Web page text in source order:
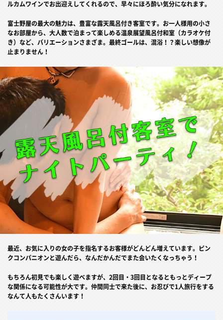
ルカムワインでお出迎えしてくれるので、早々にほろ酔い気分になれます。
富士野屋の最大の魅力は、豊富な露天風呂付き客室です。お一人様用の小さ
なお部屋から、大人数で泊まって楽しめる温泉展望風呂付和室（カラオケ付
き）など、バリエーションさまざま。最終ゴールは、混浴！？楽しい想像が
止まりません！
最近、お気に入りの女の子を指名するお客様がどんどん増えています。ピン
クコンパニオンと遊んだら、なんだかんだでまた会いたくなっちゃう！
もちろん初見でも楽しく遊べますが、2回目・3回目となるともっとディープ
な関係になる可能性が大です。仲間同士で来た後に、お忍びで1人旅行をする
なんて人もたくさんいます！